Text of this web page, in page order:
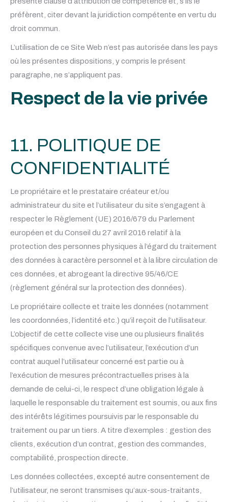
préfèrent, citer devant la juridiction compétente en vertu du
droit commun.
L’utilisation de ce Site Web n’est pas autorisée dans les pays
où les présentes dispositions, y compris le présent
paragraphe, ne s’appliquent pas.
Respect de la vie privée
11. POLITIQUE DE
CONFIDENTIALITÉ
Le propriétaire et le prestataire créateur et/ou
administrateur du site et l’utilisateur du site s’engagent à
respecter le Règlement (UE) 2016/679 du Parlement
européen et du Conseil du 27 avril 2016 relatif à la
protection des personnes physiques à l’égard du traitement
des données à caractère personnel et à la libre circulation de
ces données, et abrogeant la directive 95/46/CE
(règlement général sur la protection des données).
Le propriétaire collecte et traite les données (notamment
les coordonnées, l’identité etc.) qu’il reçoit de l’utilisateur.
L’objectif de cette collecte vise une ou plusieurs finalités
spécifiques convenue avec l’utilisateur, l’exécution d’un
contrat auquel l’utilisateur concerné est partie ou à
l’exécution de mesures précontractuelles prises à la
demande de celui-ci, le respect d’une obligation légale à
laquelle le responsable du traitement est soumis, ou aux fins
des intérêts légitimes poursuivis par le responsable du
traitement ou par un tiers. A titre d’exemples : gestion des
clients, exécution d’un contrat, gestion des commandes,
comptabilité, prospection directe.
Les données collectées, excepté autre consentement de
l’utilisateur, ne seront transmises qu’aux-sous-traitants,